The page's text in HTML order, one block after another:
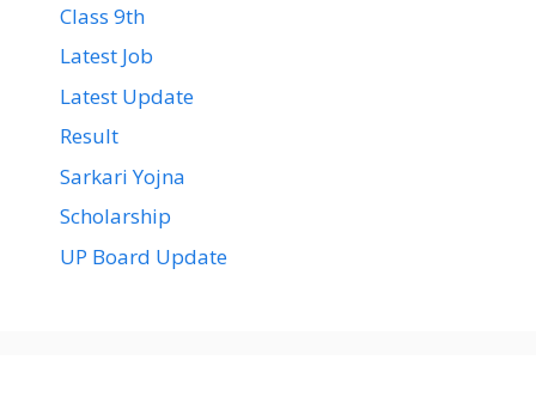
Class 9th
Latest Job
Latest Update
Result
Sarkari Yojna
Scholarship
UP Board Update